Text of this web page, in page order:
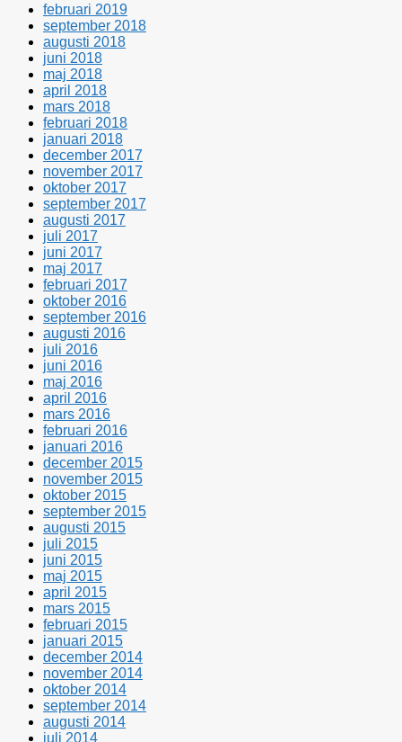
februari 2019
september 2018
augusti 2018
juni 2018
maj 2018
april 2018
mars 2018
februari 2018
januari 2018
december 2017
november 2017
oktober 2017
september 2017
augusti 2017
juli 2017
juni 2017
maj 2017
februari 2017
oktober 2016
september 2016
augusti 2016
juli 2016
juni 2016
maj 2016
april 2016
mars 2016
februari 2016
januari 2016
december 2015
november 2015
oktober 2015
september 2015
augusti 2015
juli 2015
juni 2015
maj 2015
april 2015
mars 2015
februari 2015
januari 2015
december 2014
november 2014
oktober 2014
september 2014
augusti 2014
juli 2014